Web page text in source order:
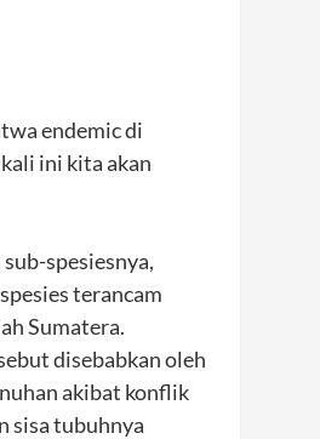
endemic di
ini kita akan
spesiesnya,
terancam
Sumatera.
disebabkan oleh
akibat konflik
sisa tubuhnya